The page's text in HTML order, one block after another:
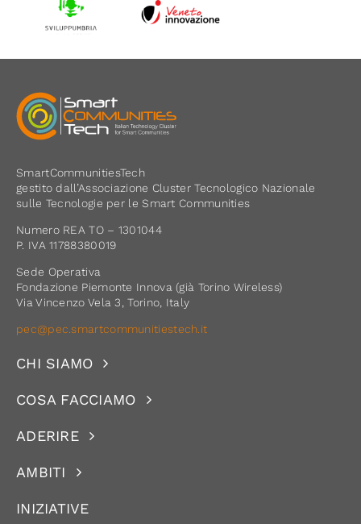
SmartCommunitiesTech
gestito dall’Associazione Cluster Tecnologico Nazionale
sulle Tecnologie per le Smart Communities
Numero REA TO – 1301044
P. IVA 11788380019
Sede Operativa
Fondazione Piemonte Innova (già Torino Wireless)
Via Vincenzo Vela 3, Torino, Italy
pec@pec.smartcommunitiestech.it
CHI SIAMO
COSA FACCIAMO
ADERIRE
AMBITI
INIZIATIVE